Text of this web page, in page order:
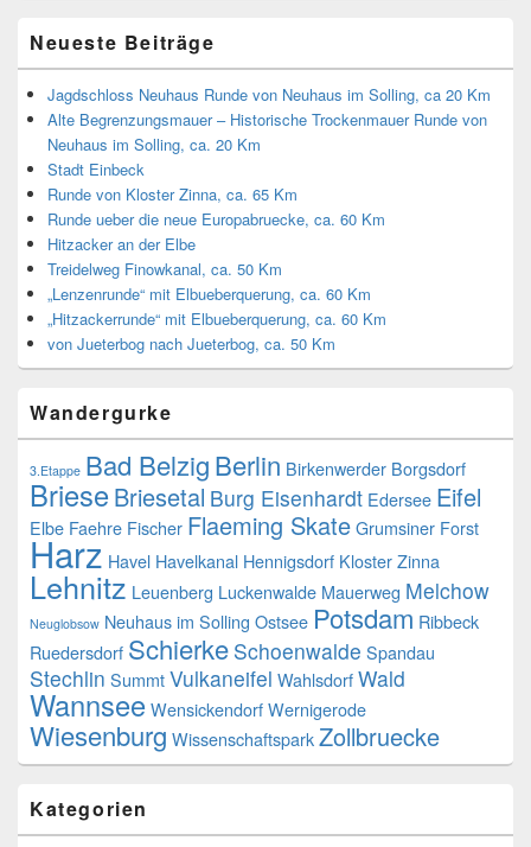
Neueste Beiträge
Jagdschloss Neuhaus Runde von Neuhaus im Solling, ca 20 Km
Alte Begrenzungsmauer – Historische Trockenmauer Runde von
Neuhaus im Solling, ca. 20 Km
Stadt Einbeck
Runde von Kloster Zinna, ca. 65 Km
Runde ueber die neue Europabruecke, ca. 60 Km
Hitzacker an der Elbe
Treidelweg Finowkanal, ca. 50 Km
„Lenzenrunde“ mit Elbueberquerung, ca. 60 Km
„Hitzackerrunde“ mit Elbueberquerung, ca. 60 Km
von Jueterbog nach Jueterbog, ca. 50 Km
Wandergurke
3.Etappe Bad BelzigBerlin Birkenwerder Borgsdorf
BrieseBriesetal Burg Eisenhardt Edersee Eifel
Elbe Faehre Fischer Flaeming SkateGrumsiner Forst
Harz Havel Havelkanal Hennigsdorf Kloster Zinna
Lehnitz Leuenberg Luckenwalde Mauerweg Melchow
Neuglobsow Neuhaus im Solling Ostsee Potsdam Ribbeck
Ruedersdorf Schierke Schoenwalde Spandau
Stechlin SummtVulkaneifel WahlsdorfWald
WannseeWensickendorfWernigerode
Wiesenburg WissenschaftsparkZollbruecke
Kategorien